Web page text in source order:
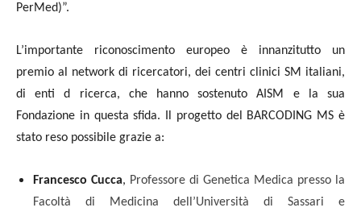
PerMed)”.
L’importante riconoscimento europeo è innanzitutto un
premio al network di ricercatori, dei centri clinici SM italiani,
di enti d ricerca, che hanno sostenuto AISM e la sua
Fondazione in questa sfida. Il progetto del BARCODING MS è
stato reso possibile grazie a:
Francesco Cucca, Professore di Genetica Medica presso la
Facoltà di Medicina dell’Università di Sassari e